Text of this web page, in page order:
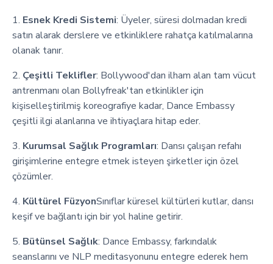
1. Esnek Kredi Sistemi: Üyeler, süresi dolmadan kredi
satın alarak derslere ve etkinliklere rahatça katılmalarına
olanak tanır.
2. Çeşitli Teklifler: Bollywood'dan ilham alan tam vücut
antrenmanı olan Bollyfreak'tan etkinlikler için
kişiselleştirilmiş koreografiye kadar, Dance Embassy
çeşitli ilgi alanlarına ve ihtiyaçlara hitap eder.
3. Kurumsal Sağlık Programları: Dansı çalışan refahı
girişimlerine entegre etmek isteyen şirketler için özel
çözümler.
4. Kültürel FüzyonSınıflar küresel kültürleri kutlar, dansı
keşif ve bağlantı için bir yol haline getirir.
5. Bütünsel Sağlık: Dance Embassy, farkındalık
seanslarını ve NLP meditasyonunu entegre ederek hem